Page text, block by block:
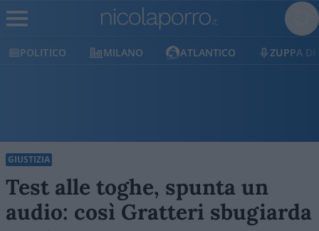
POLITICO MILANO ATLANTICO ZUPPA DI
GIUSTIZIA
Test alle toghe, spunta un
audio: così Gratteri sbugiarda